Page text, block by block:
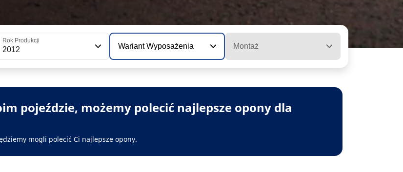
Rok Produkcji
2012 Wariant Wyposażenia Montaż
pojeździe, możemy polecić najlepsze opony dla
mogli polecić Ci najlepsze opony.